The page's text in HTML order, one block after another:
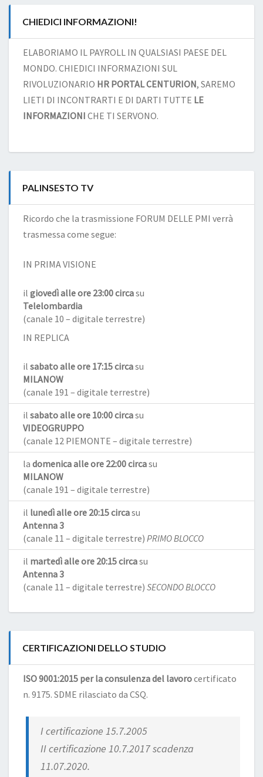
CHIEDICI INFORMAZIONI!
ELABORIAMO IL PAYROLL IN QUALSIASI PAESE DEL
MONDO. CHIEDICI INFORMAZIONI SUL
RIVOLUZIONARIO HR PORTAL CENTURION, SAREMO
LIETI DI INCONTRARTI E DI DARTI TUTTE LE
INFORMAZIONI CHE TI SERVONO.
PALINSESTO TV
Ricordo che la trasmissione FORUM DELLE PMI verrà
trasmessa come segue:
IN PRIMA VISIONE
il giovedì alle ore 23:00 circasu
Telelombardia
(canale 10 – digitale terrestre)
IN REPLICA
il sabato alle ore 17:15 circasu
MILANOW
(canale 191 – digitale terrestre)
il sabato alle ore 10:00 circasu
VIDEOGRUPPO
(canale 12 PIEMONTE – digitale terrestre)
la domenica alle ore 22:00 circasu
MILANOW
(canale 191 – digitale terrestre)
il lunedì alle ore 20:15 circasu
Antenna 3
(canale 11 – digitale terrestre) PRIMO BLOCCO
il martedì alle ore 20:15 circasu
Antenna 3
(canale 11 – digitale terrestre) SECONDO BLOCCO
CERTIFICAZIONI DELLO STUDIO
ISO 9001:2015 per la consulenza del lavorocertificato
n. 9175. SDME rilasciato da CSQ.
I certificazione 15.7.2005
II certificazione 10.7.2017 scadenza
11.07.2020.